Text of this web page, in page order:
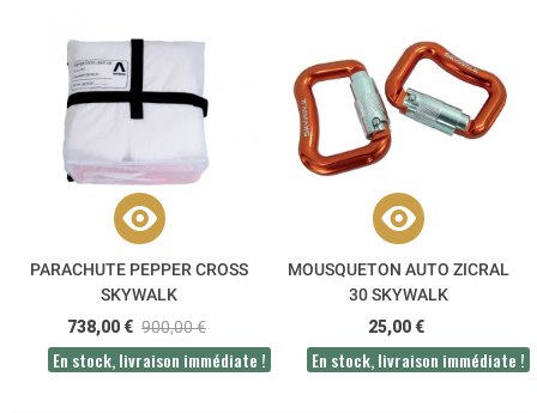
PARACHUTE PEPPER CROSS
SKYWALK
738,00 € 900,00 €
En stock, livraison immédiate !
MOUSQUETON AUTO ZICRAL
30 SKYWALK
25,00 €
En stock, livraison immédiate !